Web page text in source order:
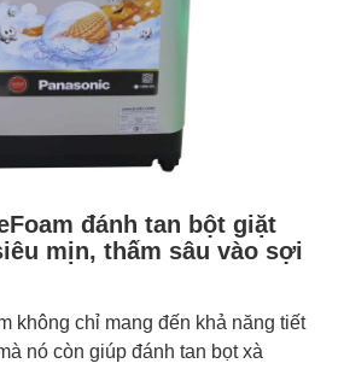
đánh tan bột giặt
mịn, thấm sâu vào sợi
không chỉ mang đến khả năng tiết
nó còn giúp đánh tan bọt xà